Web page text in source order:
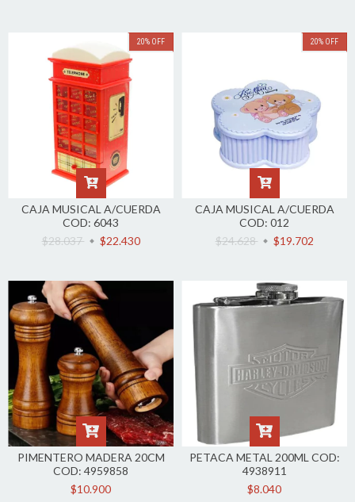
20% OFF
CAJA MUSICAL A/CUERDA
COD: 6043
$28.037
$22.430
20% OFF
CAJA MUSICAL A/CUERDA
COD: 012
$24.628
$19.702
PIMENTERO MADERA 20CM
COD: 4959858
$10.900
PETACA METAL 200ML COD:
4938911
$8.040